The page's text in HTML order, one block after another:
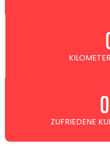
ZUFRIEDENE 0